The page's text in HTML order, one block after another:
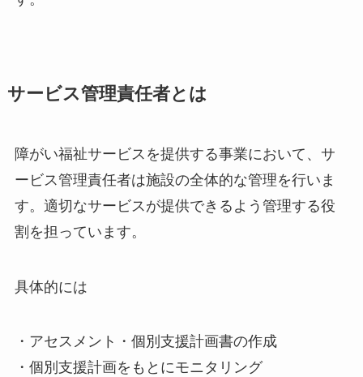
サービス管理責任者とは
障がい福祉サービスを提供する事業において、サ
ービス管理責任者は施設の全体的な管理を行いま
す。適切なサービスが提供できるよう管理する役
割を担っています。
具体的には
・アセスメント・個別支援計画書の作成
・個別支援計画をもとにモニタリング